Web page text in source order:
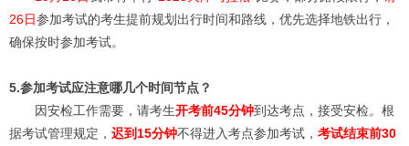
26日参加考试的考生提前规划出行时间和路线，优先选择地铁出行，
确保按时参加考试。
5.参加考试应注意哪几个时间节点？
因安检工作需要，请考生开考前45分钟到达考点，接受安检。根
据考试管理规定， 迟到15分钟不得进入考点参加考试， 考试结束前30